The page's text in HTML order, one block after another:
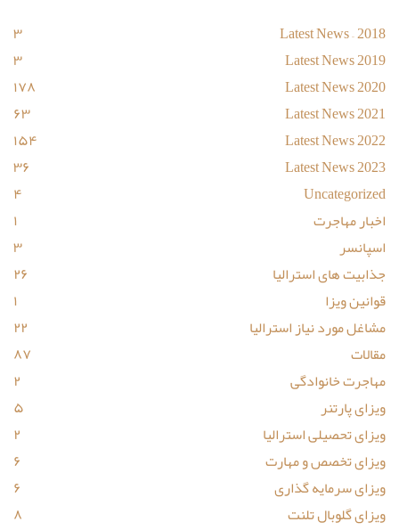
Latest News – 2018
۳
Latest News 2019
۳
Latest News 2020
۱۷۸
Latest News 2021
۶۳
Latest News 2022
۱۵۴
Latest News 2023
۳۶
Uncategorized
۴
اخبار مهاجرت
۱
اسپانسر
۳
جذابیت های استرالیا
۲۶
قوانین ویزا
۱
مشاغل مورد نیاز استرالیا
۲۲
مقالات
۸۷
مهاجرت خانوادگی
۲
ویزای پارتنر
۵
ویزای تحصیلی استرالیا
۲
ویزای تخصص و مهارت
۶
ویزای سرمایه گذاری
۶
ویزای گلوبال تلنت
۸